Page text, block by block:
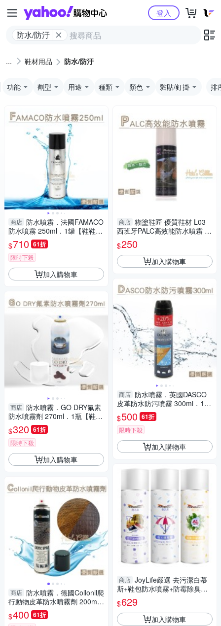
Yahoo購物中心
防水/防汙
登入
鞋材用品 防水/防汙
功能 劑型 用途 種類 顏色 黏貼/釘掛 排
商店 防水噴霧．法國FAMACO
防水噴霧 250ml．1罐【鞋鞋俱
樂部】【906-L55】
$710 61折
限時下殺
加入購物車
商店 防水噴霧．GO DRY氟素
防水噴霧劑 270ml．1瓶【鞋鞋
俱樂部】【906-L156】
$320 61折
限時下殺
加入購物車
商店 防水噴霧．德國Collonil爬
行動物皮革防水噴霧劑 200m
l．1瓶【鞋鞋俱樂部】【906-L
240】
$400 61折
商店 糊塗鞋匠 優質鞋材 L03
西班牙PALC高效能防水噴霧 麂
皮防水 奈米防水 耐久度高
$250
加入購物車
商店 防水噴霧．英國DASCO
皮革防水防污噴霧 300ml．1罐
【鞋鞋俱樂部】【906-L199】
新包裝
$500 61折
限時下殺
加入購物車
商店 JoyLife嚴選 去污潔白慕
斯+鞋包防水噴霧+防霉除臭噴
霧(3入組)【MP0341+MP0342
+MP0343】(SP0264)
$629
加入購物車